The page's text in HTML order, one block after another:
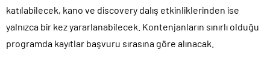
katılabilecek, kano ve discovery dalış etkinliklerinden ise
yalnızca bir kez yararlanabilecek. Kontenjanların sınırlı olduğu
programda kayıtlar başvuru sırasına göre alınacak.